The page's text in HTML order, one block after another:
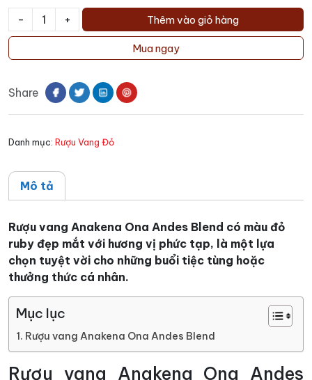
-
Rượu
Anakena
Andes
lượng
+ Thêm vào giỏ hàng
Mua ngay
Share
Danh mục: Rượu Vang Đỏ
Mô tả
Rượu vang Anakena Ona Andes Blend có màu đỏ
ruby đẹp mắt với hương vị phức tạp, là một lựa
chọn tuyệt vời cho những buổi tiệc tùng hoặc
thưởng thức cá nhân.
Mục lục
Rượu vang Anakena Ona Andes Blend
Rượu vang Anakena Ona Andes